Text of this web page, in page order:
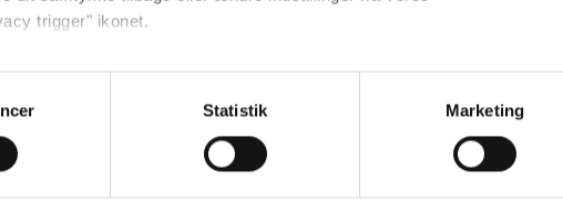
trigger" ikonet.
der kan være nøjagtig inden for få meter
Statistik Marketing
Annoncering
Privatlivspolitik